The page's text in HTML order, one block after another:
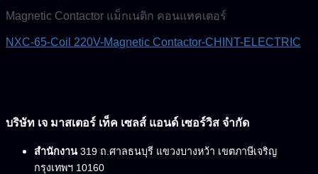
Magnetic Contactor แม็กเนติก คอนแทคเตอร์
NXC-65-Coil 220V-Magnetic Contactor-CHINT-ELECTRIC
บริษัท เจ มาสเตอร์ เท็ค เซลส์ แอนด์ เซอร์วิส จำกัด
สำนักงาน 319 ถ.ศาลธนบุรี แขวงบางหว้า เขตภาษีเจริญ
กรุงเทพฯ 10160